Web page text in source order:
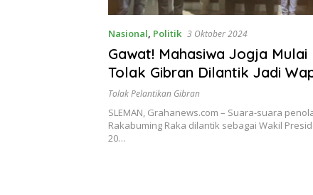
Nasional, Politik 3 Oktober 2024
Gawat! Mahasiwa Jogja
Tolak Gibran Dilantik Jadi
Tolak Pelantikan Gibran
SLEMAN, Grahanews.com – Suara-suara
Rakabuming Raka dilantik sebagai Wakil
20…